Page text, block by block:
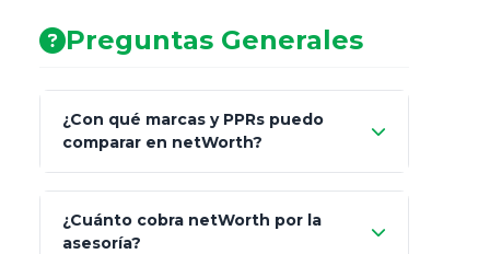
Preguntas Generales
¿Con qué marcas y PPRs puedo
comparar en netWorth?
¿Cuánto cobra netWorth por la
asesoría?